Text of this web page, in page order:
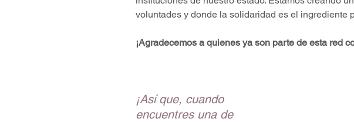
voluntades y donde la solidaridad es el ingrediente
¡Agradecemos a quienes ya son parte de esta red
¡Así que, cuando
encuentres una de